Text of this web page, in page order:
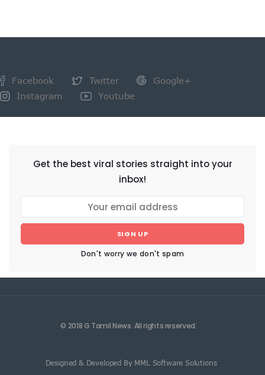
Facebook Twitter
Google+
Instagram
Youtube
Get the best viral stories straight into your
inbox!
SIGN UP
Don't worry we don't spam
© 2018 G Tamil News. All rights reserved.
Designed & Developed By MML Software Solutions